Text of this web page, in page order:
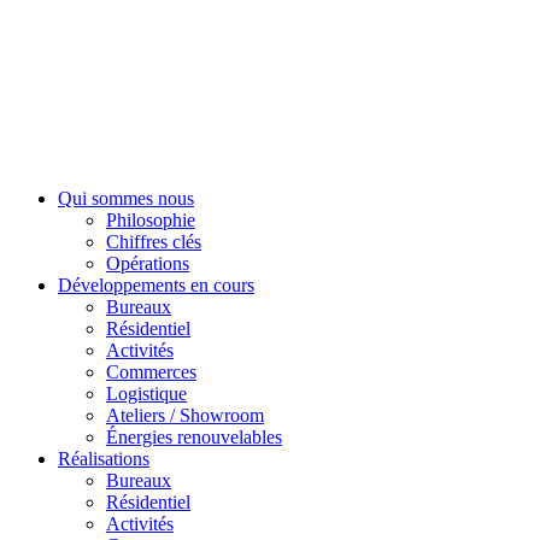
Qui sommes nous
Philosophie
Chiffres clés
Opérations
Développements en cours
Bureaux
Résidentiel
Activités
Commerces
Logistique
Ateliers / Showroom
Énergies renouvelables
Réalisations
Bureaux
Résidentiel
Activités